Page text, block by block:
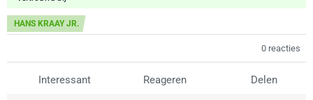
HANS KRAAY JR.
0 reacties
Interessant Reageren Delen